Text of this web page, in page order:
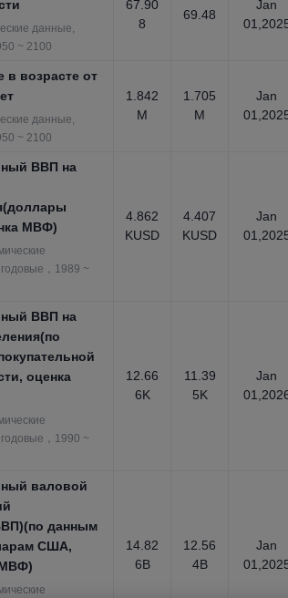
данные,
~ 2100
67.90
8
69.48
Jan
в возрасте от
данные,
~ 2100
1.842
M
1.705
M
Jan
ВВП на
МВФ)
，1989 ~
4.862
KUSD
4.407
KUSD
Jan
ВВП на
оценка
，1990 ~
12.66
6K
11.39
5K
Jan
валовой
данным
США,
МВФ)
14.82
6B
12.56
4B
Jan